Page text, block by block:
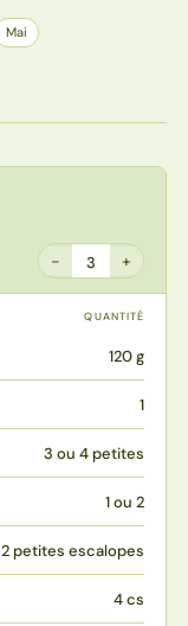
Mai
− 3 +
QUANTITÉ
120 g
1
3 ou 4 petites
1 ou 2
2 petites escalopes
4 cs